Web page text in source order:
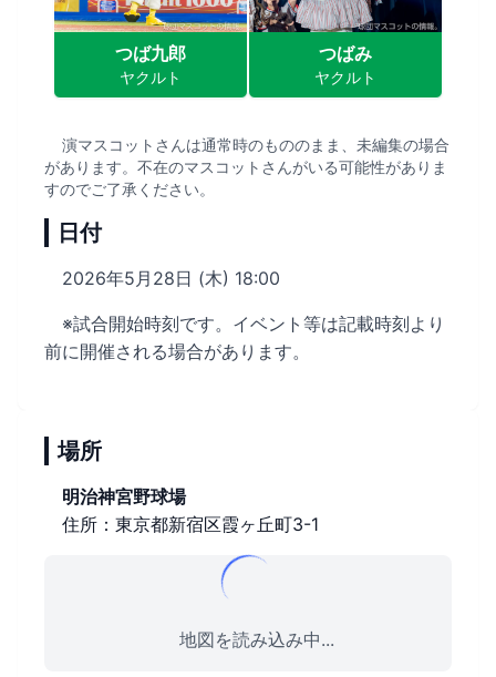
つば九郎
ヤクルト
つばみ
ヤクルト
演マスコットさんは通常時のもののまま、未編集の場合
があります。不在のマスコットさんがいる可能性がありま
すのでご了承ください。
日付
2026年5月28日 (木) 18:00
※試合開始時刻です。イベント等は記載時刻より
前に開催される場合があります。
場所
明治神宮野球場
住所：東京都新宿区霞ヶ丘町3-1
地図を読み込み中...